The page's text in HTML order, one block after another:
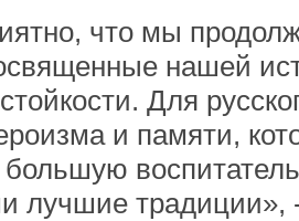
что мы
нашей
Для
и памяти,
лучшие традиции»,